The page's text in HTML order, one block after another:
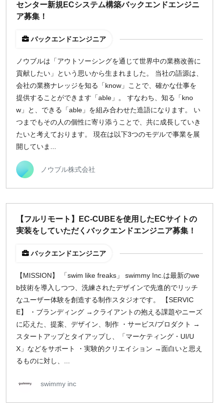
センター新規ECシステム構築バックエンドエンジニ
ア募集！
バックエンドエンジニア
ノウブルは「アウトソーシングを通じて世界中の業務改善に
貢献したい」という思いから生まれました。 当社の語源は、
会社の業務ナレッジを知る「know」ことで、確かな仕事を
提供することができます「able」。 すなわち、知る「kno
w」と、できる「able」を組み合わせた造語になります。 い
つまでもその人の個性に寄り添うことで、共に成長していき
たいと考えております。 現在は以下3つのモデルで事業を展
開していま...
ノウブル株式会社
【フルリモート】EC-CUBEを使用したECサイトの
実装をしていただくバックエンドエンジニア募集！
バックエンドエンジニア
【MISSION】 「swim like freaks」 swimmy Inc.は最新のwe
b技術を導入しつつ、洗練されたデザインで先進的でリッチ
なユーザー体験を創造する制作スタジオです。 【SERVIC
E】 ・ブランディング →クライアントの抱える課題やニーズ
に応えた、提案、デザイン、制作 ・サービス/プロダクト →
スタートアップとタイアップし、「マーケティング・UI/U
X」などをサポート ・実験的クリエイション →面白いと思え
るものに対し、...
swimmy inc